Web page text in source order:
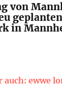
von
in
auch: ewwe